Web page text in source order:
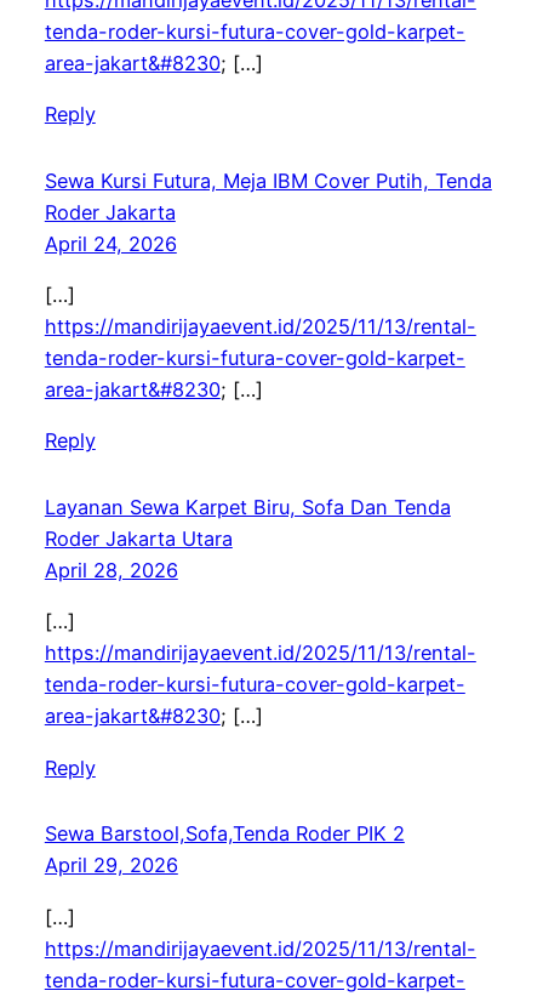
tenda-roder-kursi-futura-cover-gold-karpet-
area-jakart&#8230; […]
Reply
Sewa Kursi Futura, Meja IBM Cover Putih, Tenda
Roder Jakarta
April 24, 2026
[…]
https://mandirijayaevent.id/2025/11/13/rental-
tenda-roder-kursi-futura-cover-gold-karpet-
area-jakart&#8230; […]
Reply
Layanan Sewa Karpet Biru, Sofa Dan Tenda
Roder Jakarta Utara
April 28, 2026
[…]
https://mandirijayaevent.id/2025/11/13/rental-
tenda-roder-kursi-futura-cover-gold-karpet-
area-jakart&#8230; […]
Reply
Sewa Barstool,Sofa,Tenda Roder PIK 2
April 29, 2026
[…]
https://mandirijayaevent.id/2025/11/13/rental-
tenda-roder-kursi-futura-cover-gold-karpet-